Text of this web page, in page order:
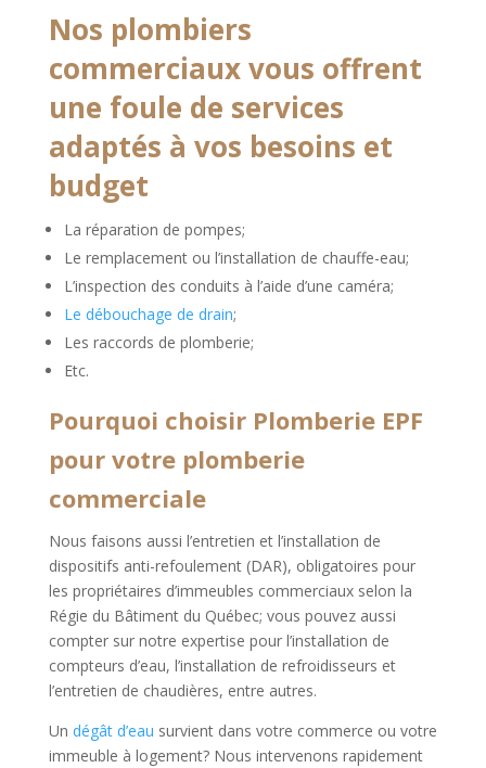
Nos plombiers
commerciaux vous offrent
une foule de services
adaptés à vos besoins et
budget
La réparation de pompes;
Le remplacement ou l’installation de chauffe-eau;
L’inspection des conduits à l’aide d’une caméra;
Le débouchage de drain;
Les raccords de plomberie;
Etc.
Pourquoi choisir Plomberie EPF
pour votre plomberie
commerciale
Nous faisons aussi l’entretien et l’installation de
dispositifs anti-refoulement (DAR), obligatoires pour
les propriétaires d’immeubles commerciaux selon la
Régie du Bâtiment du Québec; vous pouvez aussi
compter sur notre expertise pour l’installation de
compteurs d’eau, l’installation de refroidisseurs et
l’entretien de chaudières, entre autres.
Un dégât d’eau survient dans votre commerce ou votre
immeuble à logement? Nous intervenons rapidement